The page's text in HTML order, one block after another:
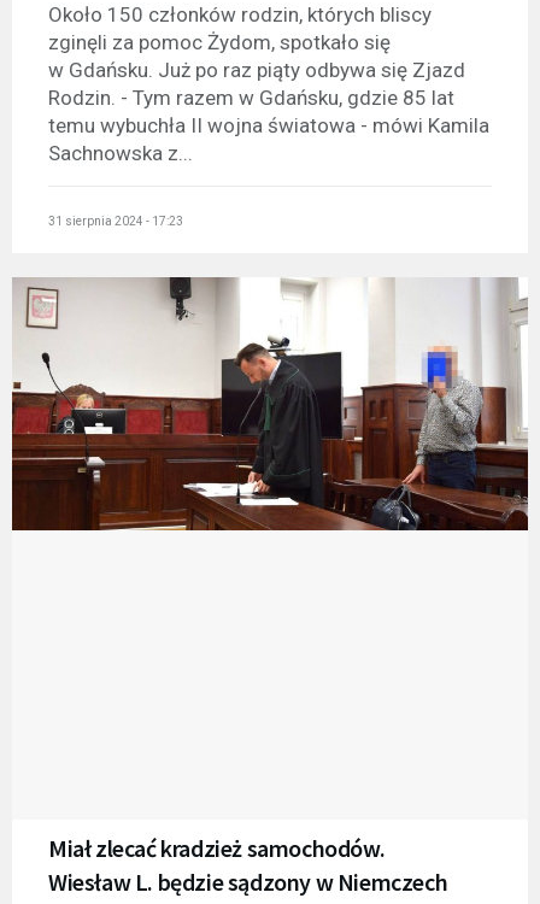
Około 150 członków rodzin, których bliscy
zginęli za pomoc Żydom, spotkało się
w Gdańsku. Już po raz piąty odbywa się Zjazd
Rodzin. - Tym razem w Gdańsku, gdzie 85 lat
temu wybuchła II wojna światowa - mówi Kamila
Sachnowska z...
31 sierpnia 2024 - 17:23
Miał zlecać kradzież samochodów.
Wiesław L. będzie sądzony w Niemczech